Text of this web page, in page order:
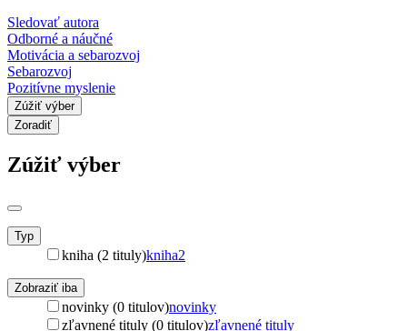
Sledovať autora
Odborné a náučné
Motivácia a sebarozvoj
Sebarozvoj
Pozitívne myslenie
Zúžiť výber
Zoradiť
Zúžiť výber
Typ
kniha (2 tituly)kniha2
Zobraziť iba
novinky (0 titulov)novinky
zľavnené tituly (0 titulov)zľavnené tituly